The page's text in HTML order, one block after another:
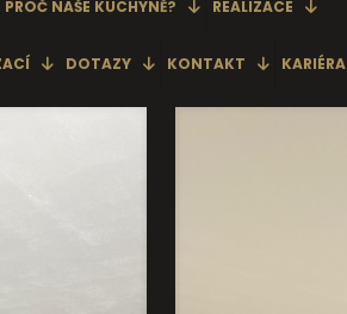
PROČ NAŠE KUCHYNĚ? REALIZACE
DOTAZY KONTAKT KARIÉRA